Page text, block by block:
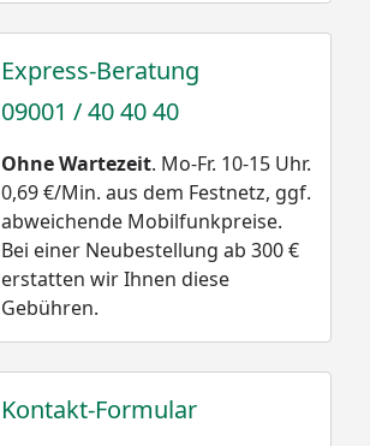
Express-Beratung
09001 / 40 40 40
Ohne Wartezeit. Mo-Fr. 10-15 Uhr.
0,69 €/Min. aus dem Festnetz, ggf.
abweichende Mobilfunkpreise.
Bei einer Neubestellung ab 300 €
erstatten wir Ihnen diese
Gebühren.
Kontakt-Formular